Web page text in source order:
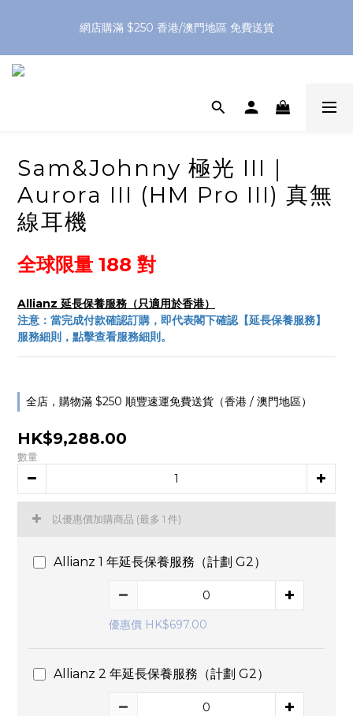
網店購滿 $250 香港/澳門地區 免費送貨
XPay（先買後付 免息分 3 期）- 新用戶首次消費滿 HK$100 即
Sam&Johnny 極光 III｜
Aurora III (HM Pro III) 真無
線耳機
全球限量 188 對
Allianz 延長保養服務（只適用於香港）
注意：當完成付款確認訂購，即代表閣下確認【延長保養服務】
服務細則，點擊查看服務細則。
全店，購物滿 $250 順豐速運免費送貨（香港 / 澳門地區）
HK$9,288.00
數量
以優惠價加購商品 (最多 1 件)
Allianz 1 年延長保養服務（計劃 G2）
優惠價 HK$697.00
Allianz 2 年延長保養服務（計劃 G2）